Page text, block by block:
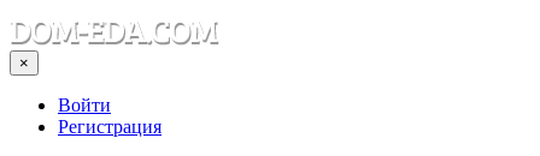
×
Войти
Регистрация